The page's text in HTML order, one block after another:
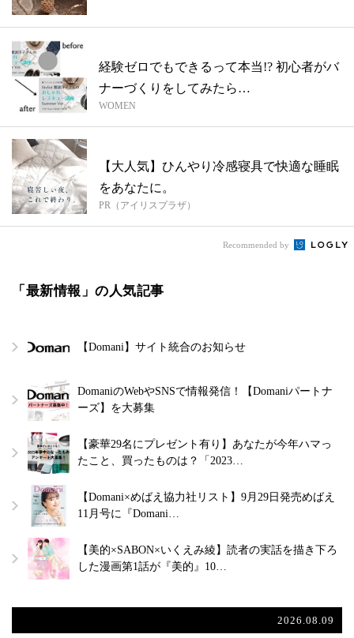
経験ゼロでもできるって本当!? 初心者がバ
ナーづくりをしてみたら…
WOMEN
【大人気】ひんやり冷感寝具で快適な睡眠
をあなたに。
PR（アイリスプラザ）
Recommended by
「最新情報」の人気記事
【Domani】サイト統合のお知らせ
DomaniのWebやSNSで情報発信！【Domaniパートナ
ーズ】を大募集
【豪華29名にプレゼント有り】あなたが今年ハマっ
たこと、買ったものは？「2023…
【Domani×めばえ協力社リスト】9月29日発売めばえ
11月号に『Domani…
【美的×SABON×いくえみ綾】読者の実話を描き下ろ
した漫画第1話が『美的』10…
2026.08.09